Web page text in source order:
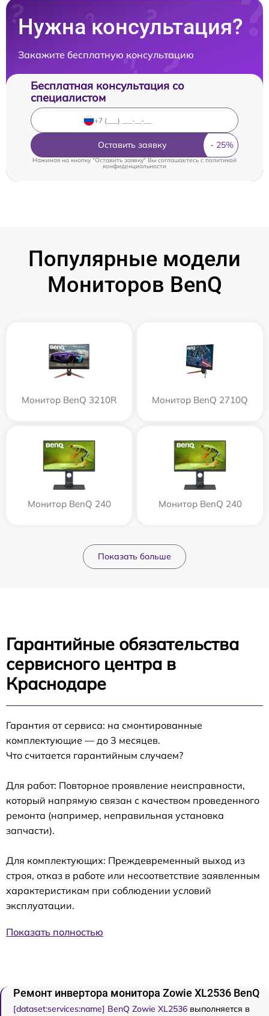
Нужна консультация?
Закажите бесплатную консультацию
Бесплатная консультация со
специалистом
Оставить заявку
Нажимая на кнопку "Оставить заявку" Вы соглашаетесь cполитикой
конфиденциальности
Популярные модели
Мониторов BenQ
Монитор BenQ 3210R Монитор BenQ 2710Q
Монитор BenQ 240 Монитор BenQ 240
Показать больше
Гарантийные обязательства
сервисного центра в
Краснодаре
Гарантия от сервиса: на смонтированные
комплектующие — до 3 месяцев.
Что считается гарантийным случаем?
Для работ: Повторное проявление неисправности,
который напрямую связан с качеством проведенного
ремонта (например, неправильная установка
запчасти).
Для комплектующих: Преждевременный выход из
строя, отказ в работе или несоответствие заявленным
характеристикам при соблюдении условий
эксплуатации.
Показать полностью
Ремонт инвертора монитора Zowie XL2536 BenQ
[dataset:services:name] BenQ Zowie XL2536 выполняется в